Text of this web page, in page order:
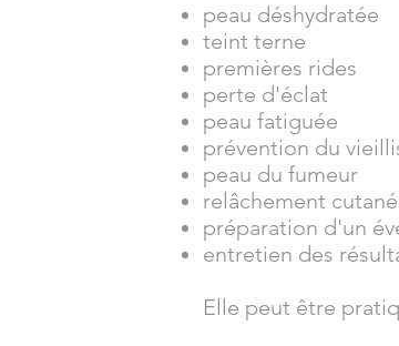
peau déshydratée
teint terne
premières rides
perte d'éclat
peau fatiguée
prévention du
peau du fumeur
relâchement
préparation d'un
entretien des
Elle peut être